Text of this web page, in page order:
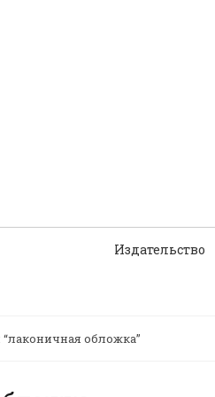
Издательство
обложка”